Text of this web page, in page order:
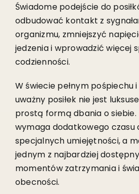
Świadome podejście do
odbudować kontakt z
organizmu, zmniejszyć
jedzenia i wprowadzić więcej
codzienności.
W świecie pełnym pośpiechu
uważny posiłek nie jest
prostą formą dbania o siebie.
wymaga dodatkowego czasu
specjalnych umiejętności, a
jednym z najbardziej
momentów zatrzymania i
obecności.